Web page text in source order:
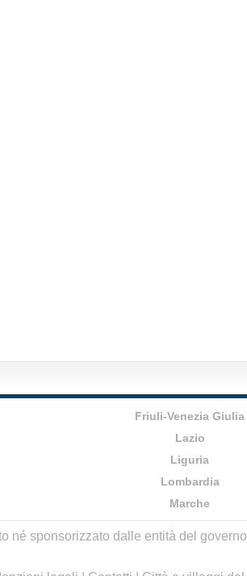
Friuli-Venezia Giulia
Lazio
Liguria
Lombardia
Marche
né sponsorizzato dalle entità del